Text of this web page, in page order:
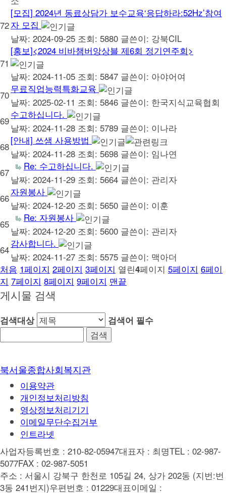
72
[모집] 2024년 동료상담가 보수교육‘응답하라:52Hz’참여
자 모집
날짜: 2024-09-25 조회: 5880 글쓴이: 강북CIL
71
[홍보]<2024 비바챔버앙상블 제6회 정기연주회>
날짜: 2024-11-05 조회: 5847 글쓴이: 아야어여
70
무료직업능력특화교육
날짜: 2025-02-11 조회: 5846 글쓴이: 한국지식교육협회
69
수고하십니다.
날짜: 2024-11-28 조회: 5789 글쓴이: 이나라
68
[안내] 쓰샘 사용방법
날짜: 2024-11-28 조회: 5698 글쓴이: 임나연
67
Re: 수고하십니다.
날짜: 2024-11-29 조회: 5664 글쓴이: 관리자
66
자원봉사
날짜: 2024-12-20 조회: 5650 글쓴이: 이훈
65
Re: 자원봉사
날짜: 2024-12-20 조회: 5600 글쓴이: 관리자
64
감사합니다.
날짜: 2024-11-27 조회: 5575 글쓴이: 맥아더
처음 1페이지 2페이지 3페이지 열린4페이지 5페이지 6페이
지 7페이지 8페이지 9페이지 맨끝
게시물 검색
검색대상 검색어 필수
북서울종합사회복지관
이용약관
개인정보처리방침
영상정보처리기기
이메일무단수집거부
인트라넷
사업자등록번호 : 210-82-05947대표자 : 최명TEL : 02-987-
5077FAX : 02-987-5051
주소 : 서울시 강북구 한천로 105길 24, 상가 202동 (지번:번
3동 241번지)우편번호 : 01229대표이메일 :